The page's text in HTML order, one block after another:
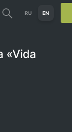
RU EN
«Vida